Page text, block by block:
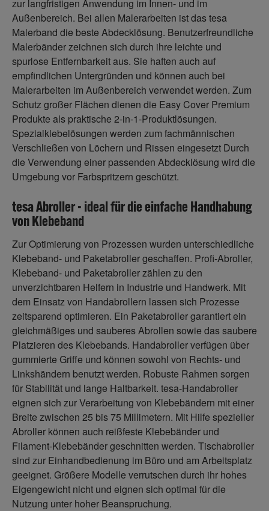
zur langfristigen Anwendung im Innen- und im
Außenbereich. Bei allen Malerarbeiten ist das tesa
Malerband die beste Abdecklösung. Benutzerfreundliche
Malerbänder zeichnen sich durch ihre leichte und
spurlose Entfernbarkeit aus. Sie haften auch auf
empfindlichen Untergründen und können auch bei
Malerarbeiten im Außenbereich verwendet werden. Zum
Schutz großer Flächen dienen die Easy Cover Premium
Produkte als praktische 2-in-1-Produktlösungen.
Spezialklebelösungen werden zum fachmännischen
Verschließen von Löchern und Rissen eingesetzt Durch
die Verwendung einer passenden Abdecklösung wird die
Umgebung vor Farbspritzern geschützt.
tesa Abroller - ideal für die einfache Handhabung
von Klebeband
Zur Optimierung von Prozessen wurden unterschiedliche
Klebeband- und Paketabroller geschaffen. Profi-Abroller,
Klebeband- und Paketabroller zählen zu den
unverzichtbaren Helfern in Industrie und Handwerk. Mit
dem Einsatz von Handabrollern lassen sich Prozesse
zeitsparend optimieren. Ein Paketabroller garantiert ein
gleichmäßiges und sauberes Abrollen sowie das saubere
Platzieren des Klebebands. Handabroller verfügen über
gummierte Griffe und können sowohl von Rechts- und
Linkshändern benutzt werden. Robuste Rahmen sorgen
für Stabilität und lange Haltbarkeit. tesa-Handabroller
eignen sich zur Verarbeitung von Klebebändern mit einer
Breite zwischen 25 bis 75 Millimetern. Mit Hilfe spezieller
Abroller können auch reißfeste Klebebänder und
Filament-Klebebänder geschnitten werden. Tischabroller
sind zur Einhandbedienung im Büro und am Arbeitsplatz
geeignet. Größere Modelle verrutschen durch ihr hohes
Eigengewicht nicht und eignen sich optimal für die
Nutzung unter hoher Beanspruchung.